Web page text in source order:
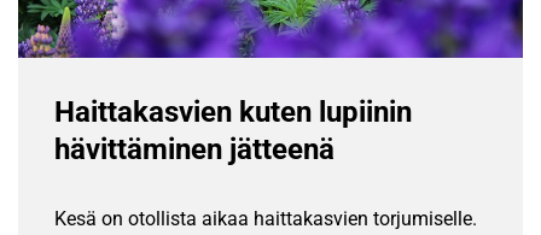
Haittakasvien kuten lupiinin
hävittäminen jätteenä
Kesä on otollista aikaa haittakasvien torjumiselle.